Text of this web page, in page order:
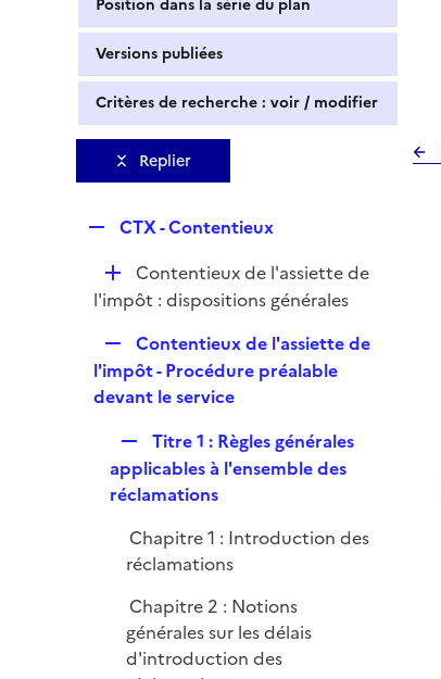
Position dans la série du plan
Versions publiées
Critères de recherche : voir / modifier
Replier
p
l
r
CTX - Contentieux
D
é
i
e
Contentieux de l'assiette de
l'impôt : dispositions générales
e
p
i
e
r
Contentieux de l'assiette de
l'impôt - Procédure préalable
devant le service
e
p
i
e
r
Titre 1 : Règles générales
applicables à l'ensemble des
réclamations
Chapitre 1 : Introduction des
réclamations
Chapitre 2 : Notions
générales sur les délais
d'introduction des